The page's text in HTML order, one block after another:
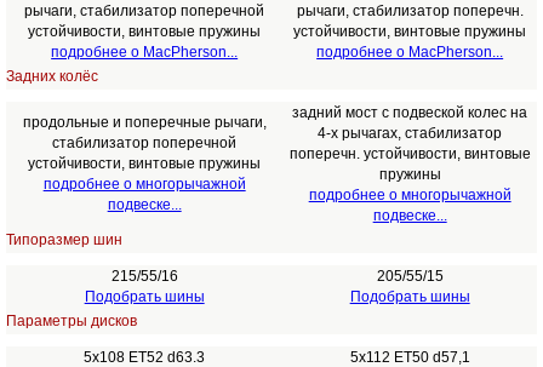
рычаги, стабилизатор поперечной
устойчивости, винтовые пружины
подробнее о MacPherson...
рычаги, стабилизатор поперечн.
устойчивости, винтовые пружины
подробнее о MacPherson...
Задних колёс
продольные и поперечные рычаги,
стабилизатор поперечной
устойчивости, винтовые пружины
подробнее о многорычажной
подвеске...
задний мост с подвеской колес на
4-х рычагах, стабилизатор
поперечн. устойчивости, винтовые
пружины
подробнее о многорычажной
подвеске...
Типоразмер шин
215/55/16
Подобрать шины
205/55/15
Подобрать шины
Параметры дисков
5x108 ET52 d63.3
5x112 ET50 d57,1